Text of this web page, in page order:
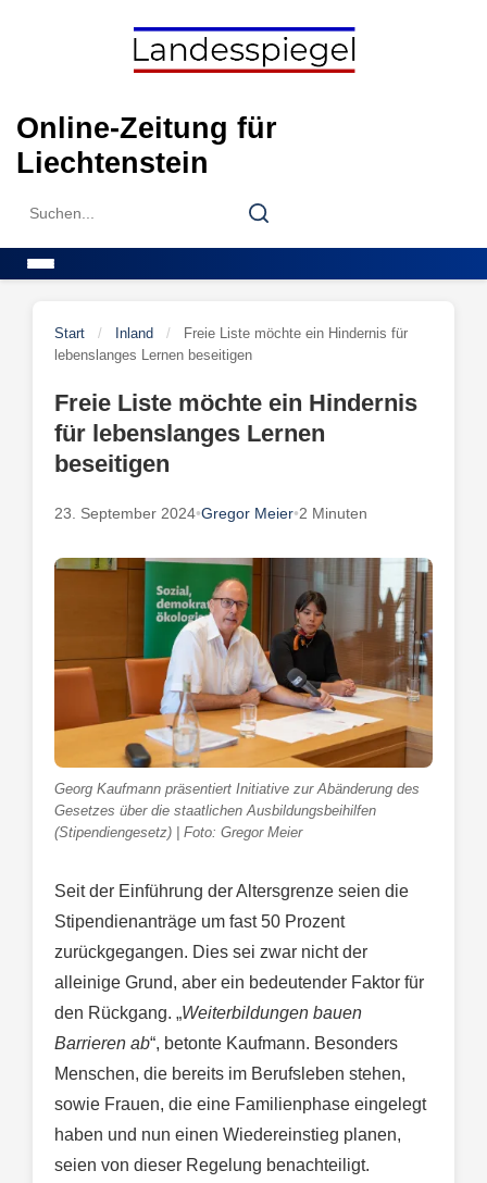
Online-Zeitung für
Liechtenstein
Search
Search
Start / Inland /
Freie Liste möchte ein Hindernis für
lebenslanges Lernen beseitigen
Freie Liste möchte ein Hindernis
für lebenslanges Lernen
beseitigen
23. September 2024•Gregor Meier•2 Minuten
Georg Kaufmann präsentiert Initiative zur Abänderung des
Gesetzes über die staatlichen Ausbildungsbeihilfen
(Stipendiengesetz) | Foto: Gregor Meier
Seit der Einführung der Altersgrenze seien die
Stipendienanträge um fast 50 Prozent
zurückgegangen. Dies sei zwar nicht der
alleinige Grund, aber ein bedeutender Faktor für
den Rückgang. „Weiterbildungen bauen
Barrieren ab“, betonte Kaufmann. Besonders
Menschen, die bereits im Berufsleben stehen,
sowie Frauen, die eine Familienphase eingelegt
haben und nun einen Wiedereinstieg planen,
seien von dieser Regelung benachteiligt.